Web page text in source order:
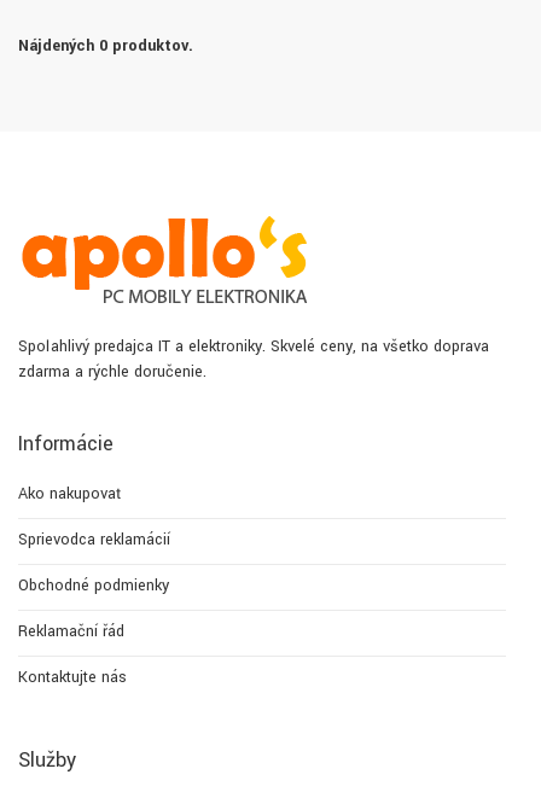
Nájdených 0 produktov.
Spoľahlivý predajca IT a elektroniky. Skvelé ceny, na všetko doprava
zdarma a rýchle doručenie.
Informácie
Ako nakupovať
Sprievodca reklamácií
Obchodné podmienky
Reklamační řád
Kontaktujte nás
Služby